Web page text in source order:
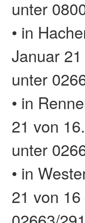
unter
• in
Januar
unter
• in
21 von
unter
• in
21 von